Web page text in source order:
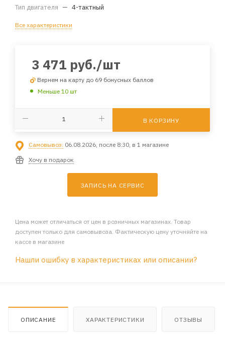
Тип двигателя — 4-тактный
Все характеристики
3 471 руб./шт
Вернем на карту до 69 бонусных баллов
Меньше 10 шт
В КОРЗИНУ
Самовывоз: 06.08.2026, после 8:30, в 1 магазине
Хочу в подарок
ЗАПИСЬ НА СЕРВИС
Цена может отличаться от цен в розничных магазинах. Товар
доступен только для самовывоза. Фактическую цену уточняйте на
кассе в магазине
Нашли ошибку в характеристиках или описании?
ОПИСАНИЕ ХАРАКТЕРИСТИКИ ОТЗЫВЫ